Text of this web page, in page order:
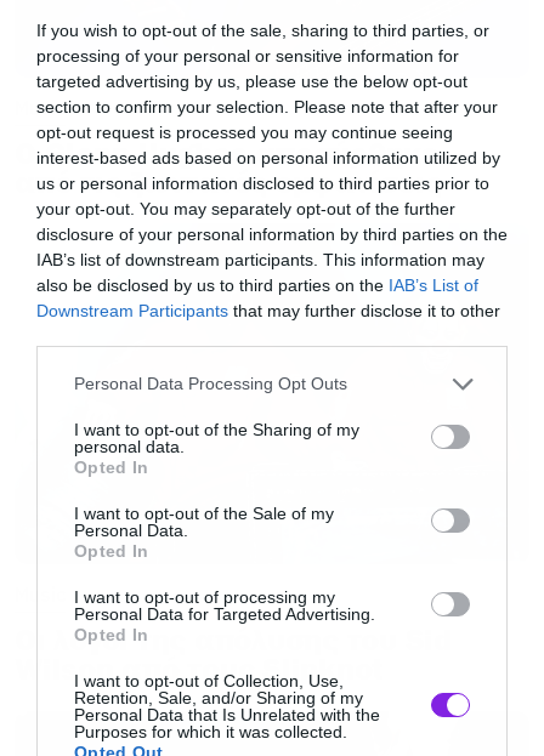
If you wish to opt-out of the sale, sharing to third parties, or
processing of your personal or sensitive information for
targeted advertising by us, please use the below opt-out
section to confirm your selection. Please note that after your
opt-out request is processed you may continue seeing
interest-based ads based on personal information utilized by
us or personal information disclosed to third parties prior to
your opt-out. You may separately opt-out of the further
disclosure of your personal information by third parties on the
IAB’s list of downstream participants. This information may
also be disclosed by us to third parties on the IAB’s List of
Downstream Participants that may further disclose it to other
Please note that this website/app uses one or more Google
not limited to your visit or usage behaviour. You may click to
grant or deny consent to Google and its third-party tags to
use your data for below specified purposes in below Google
consent section.
Personal Data Processing Opt Outs
I want to opt-out of the Sharing of my
personal data.
Opted In
I want to opt-out of the Sale of my
Personal Data.
Opted In
I want to opt-out of processing my
Personal Data for Targeted Advertising.
Opted In
I want to opt-out of Collection, Use,
Retention, Sale, and/or Sharing of my
Personal Data that Is Unrelated with the
Purposes for which it was collected.
Opted Out
Αν είναι για να παίξουμε λάηβ, τότε σίγουρα
ένα crowded club στην πόλη για να
αλληλεπιδράσουμε με το κοινό.
Ποια είναι κατά τη γνώμη σου η μεγαλύτερη
μέταλ μπάντα και αιτιολόγησε.
Η μεγαλύτερη είναι οι Metallica. Τα κριτήρια
απλά: Πουλάνε περισσότερους δίσκους, κόβουν
τα περισσότερα εισητήρια, κάνουν
πρωτοποριακές και καινοτόμες κινήσεις (τανίες
/ λάηβ στην Ανταρκτική και πόσα άλλα) κι όλα
αυτά για πάνω από τρεις δεκαετίες. Ακόμη και
Είσαι θεός για μια μέρα. Ποια ομάδα
ανθρώπων εξαφανίζεις από τον κόσμο και
Τους Golden State Warriors γιατί είναι unfair
και δεν έχει πλέον ενδιαφέρον το NBA
Music
Ο Glenn Hughes αποσύρθηκε
από τις ζωντανές εμφανίσεις
Οι λόγοι της απόλυσης του Sid
Wilson από τους Slipknot